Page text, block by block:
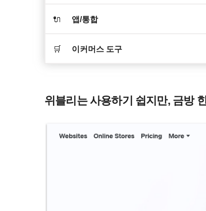
🔌 앱/통합
🛒 이커머스 도구
위블리는 사용하기 쉽지만, 금방